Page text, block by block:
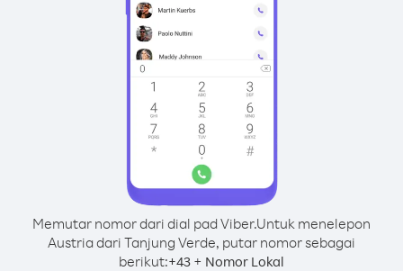
Memutar nomor dari dial pad Viber.Untuk menelepon
Austria dari Tanjung Verde, putar nomor sebagai
berikut:+43 + Nomor Lokal